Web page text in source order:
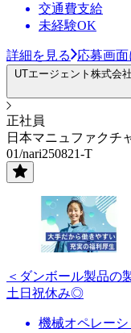
交通費支給
未経験OK
詳細を見る 応募画
UTエージェント株式会
正社員
日本マニュファクチ
01/nari250821-T
＜ダンボール製品の
土日祝休み◎
機械オペレーシ